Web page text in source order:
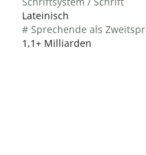
Lateinisch
# Sprechende als
1,1+ Milliarden